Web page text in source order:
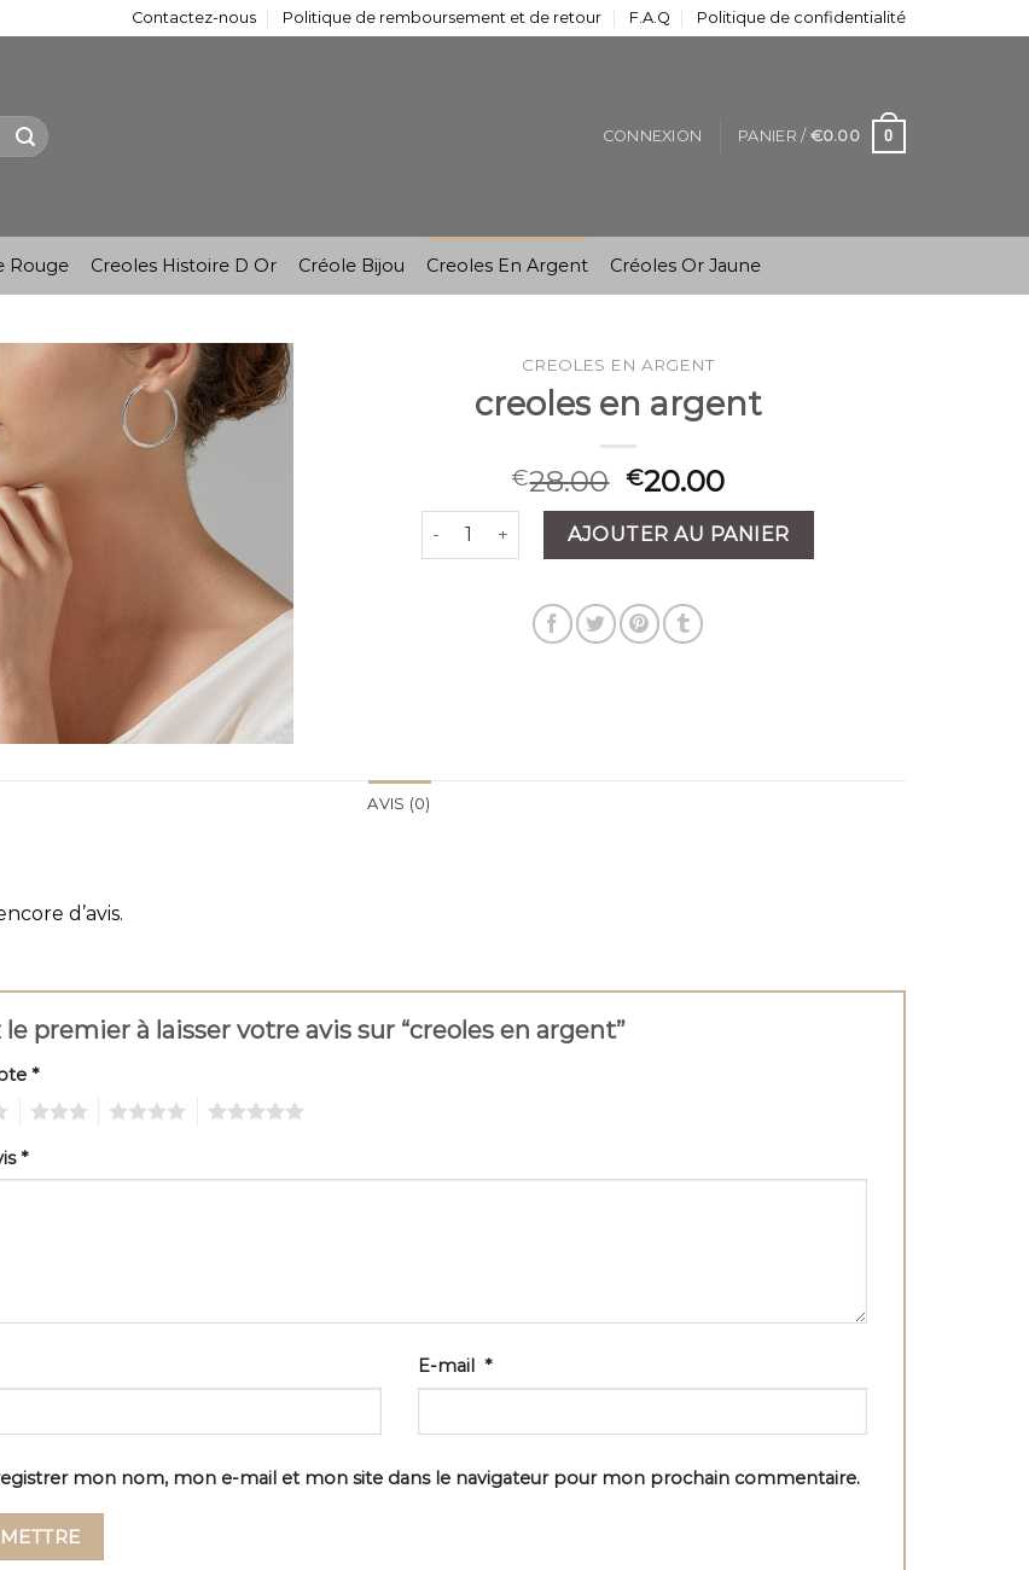
Contactez-nous Politique de remboursement et de retour F.A.Q Politique de confidentialité
CONNEXION PANIER / €0.00 0
Rouge Creoles Histoire D Or Créole Bijou Creoles En Argent Créoles Or Jaune
CREOLES EN ARGENT
creoles en argent
€28.00 €20.00
quantité de creoles en argent
AJOUTER AU PANIER
AVIS (0)
d’avis.
le premier à laisser votre avis sur “creoles en argent”
*
*
E-mail *
mon nom, mon e-mail et mon site dans le navigateur pour mon prochain commentaire.